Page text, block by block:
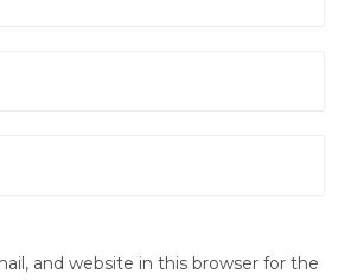
and website in this browser for the